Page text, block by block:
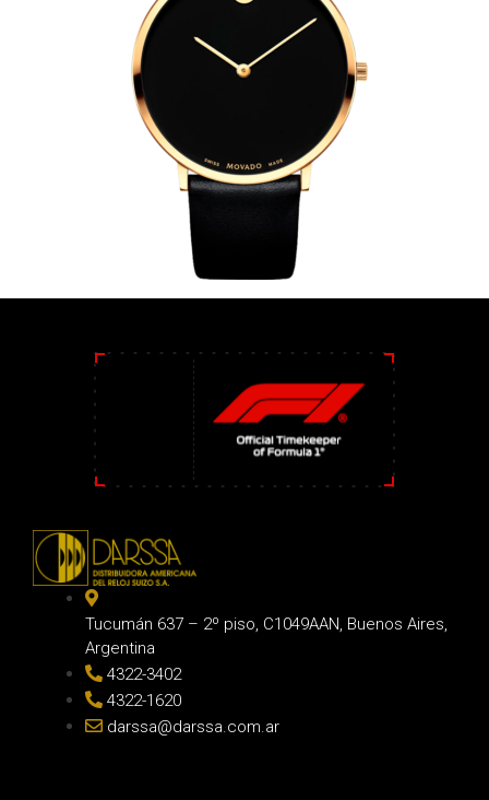
Tucumán 637 – 2º piso, C1049AAN, Buenos Aires,
Argentina
4322-3402
4322-1620
darssa@darssa.com.ar